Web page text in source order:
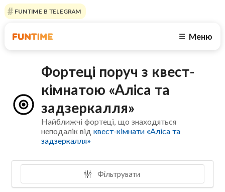
FUNTIME В TELEGRAM
☰ Меню
Фортеці поруч з квест-
кімнатою «Алiса та
задзеркалля»
Найближчі фортеці, що знаходяться
неподалік відквест-кімнати «Алiса та
задзеркалля»
Фільтрувати